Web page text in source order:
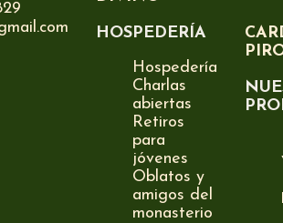
HOSPEDERÍA
Hospedería
Charlas
abiertas
Retiros
para
jóvenes
Oblatos y
amigos del
monasterio